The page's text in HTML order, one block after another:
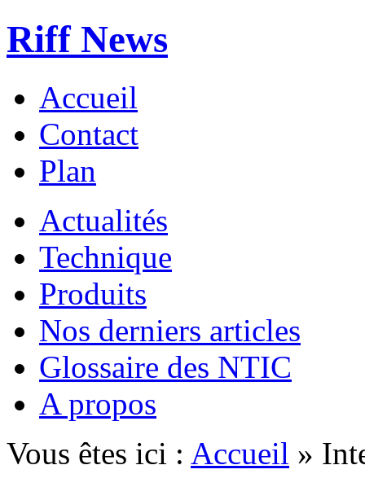
Riff News
Accueil
Contact
Plan
Actualités
Technique
Produits
Nos derniers articles
Glossaire des NTIC
A propos
Vous êtes ici : Accueil »